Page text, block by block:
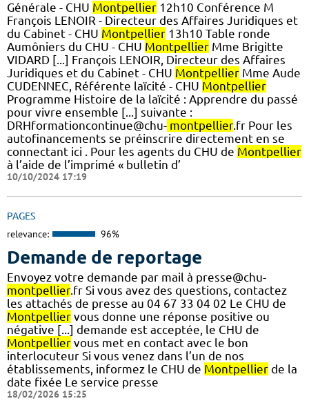
Générale - CHU Montpellier 12h10 Conférence M
François LENOIR - Directeur des Affaires Juridiques et
du Cabinet - CHU Montpellier 13h10 Table ronde
Aumôniers du CHU - CHU Montpellier Mme Brigitte
VIDARD [...] François LENOIR, Directeur des Affaires
Juridiques et du Cabinet - CHU Montpellier Mme Aude
CUDENNEC, Référente laïcité - CHU Montpellier
Programme Histoire de la laïcité : Apprendre du passé
pour vivre ensemble [...] suivante :
DRHformationcontinue@chu- montpellier.fr Pour les
autofinancements se préinscrire directement en se
connectant ici . Pour les agents du CHU de Montpellier
à l’aide de l’imprimé « bulletin d’
10/10/2024 17:19
PAGES
relevance: 96%
Demande de reportage
Envoyez votre demande par mail à presse@chu-
montpellier.fr Si vous avez des questions, contactez
les attachés de presse au 04 67 33 04 02 Le CHU de
Montpellier vous donne une réponse positive ou
négative [...] demande est acceptée, le CHU de
Montpellier vous met en contact avec le bon
interlocuteur Si vous venez dans l’un de nos
établissements, informez le CHU de Montpellier de la
date fixée Le service presse
18/02/2026 15:25